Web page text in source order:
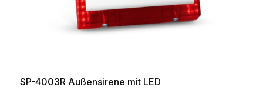
SP-4003R Außensirene mit LED